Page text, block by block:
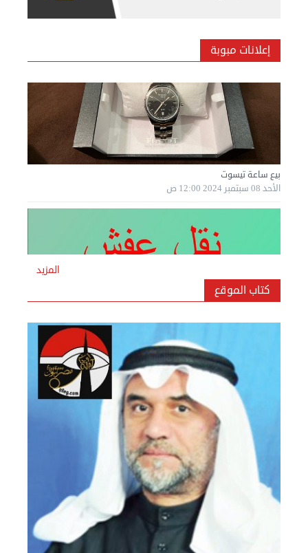
إعلانات مبوبة
بيع ساعة تيسوت
نقل عفش المنطقه العاشره 50636444 فك وتركيب ...
المزيد
كتاب الموقع